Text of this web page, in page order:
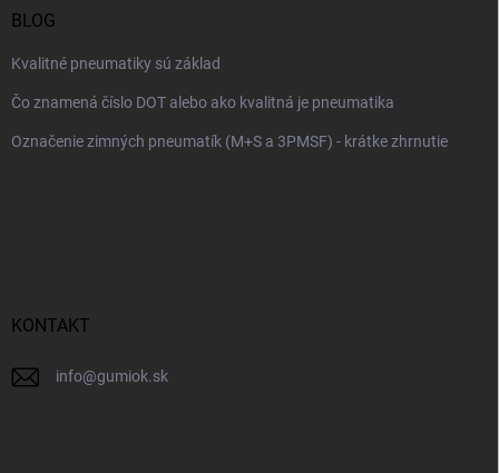
BLOG
Kvalitné pneumatiky sú základ
Čo znamená číslo DOT alebo ako kvalitná je pneumatika
Označenie zimných pneumatík (M+S a 3PMSF) - krátke zhrnutie
KONTAKT
info@gumiok.sk